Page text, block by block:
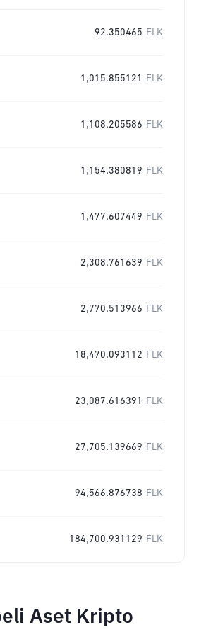
92.350465 FLK
1,015.855121 FLK
1,108.205586 FLK
1,154.380819 FLK
1,477.607449 FLK
2,308.761639 FLK
2,770.513966 FLK
18,470.093112 FLK
23,087.616391 FLK
27,705.139669 FLK
94,566.876738 FLK
184,700.931129 FLK
Aset Kripto